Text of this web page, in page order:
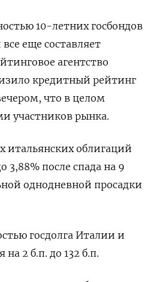
10-летних госбондов
еще составляет
агентство
кредитный рейтинг
что в целом
участников рынка.
итальянских облигаций
3,88% после спада на 9
однодневной просадки
госдолга Италии и
2 б.п. до 132 б.п.